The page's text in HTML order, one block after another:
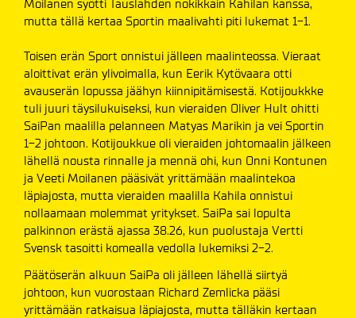
Moilanen syötti Tauslahden nokikkain Kahilan kanssa,
mutta tällä kertaa Sportin maalivahti piti lukemat 1-1.
Toisen erän Sport onnistui jälleen maalinteossa. Vieraat
aloittivat erän ylivoimalla, kun Eerik Kytövaara otti
avauserän lopussa jäähyn kiinnipitämisestä. Kotijoukkke
tuli juuri täysilukuiseksi, kun vieraiden Oliver Hult ohitti
SaiPan maalilla pelanneen Matyas Marikin ja vei Sportin
1-2 johtoon. Kotijoukkue oli vieraiden johtomaalin jälkeen
lähellä nousta rinnalle ja mennä ohi, kun Onni Kontunen
ja Veeti Moilanen pääsivät yrittämään maalintekoa
läpiajosta, mutta vieraiden maalilla Kahila onnistui
nollaamaan molemmat yritykset. SaiPa sai lopulta
palkinnon erästä ajassa 38.26, kun puolustaja Vertti
Svensk tasoitti komealla vedolla lukemiksi 2-2.
Päätöserän alkuun SaiPa oli jälleen lähellä siirtyä
johtoon, kun vuorostaan Richard Zemlicka pääsi
yrittämään ratkaisua läpiajosta, mutta tälläkin kertaan